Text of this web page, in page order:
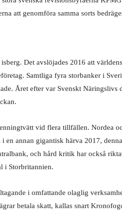
att genomföra samma sorts
Det avslöjades 2016 att
Samtliga fyra storbanker i
Året efter var Svenskt Näringslivs
vid flera tillfällen. Nordea
annan gigantisk härva 2017,
och hård kritik har också
i Storbritannien.
i omfattande olaglig
betala skatt, kallas snart